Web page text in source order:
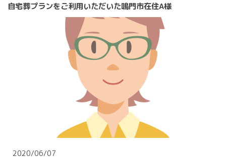
自宅葬プランをご利用いただいた鳴門市在住A様
2020/06/07